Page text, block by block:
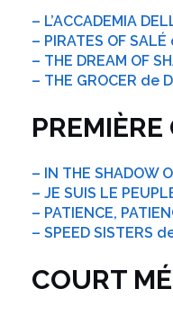
– L’ACCADEMIA
– PIRATES OF
– THE DREAM OF
– THE GROCER de
– IN THE SHADOW
– JE SUIS LE
– PATIENCE,
– SPEED SISTERS
COURT